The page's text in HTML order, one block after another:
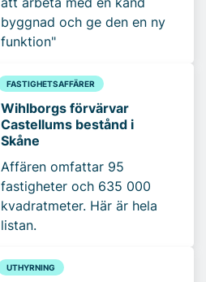
byggnad och ge den en ny
funktion"
FASTIGHETSAFFÄRER
Wihlborgs förvärvar
Castellums bestånd i
Skåne
Affären omfattar 95
fastigheter och 635 000
kvadratmeter. Här är hela
listan.
UTHYRNING